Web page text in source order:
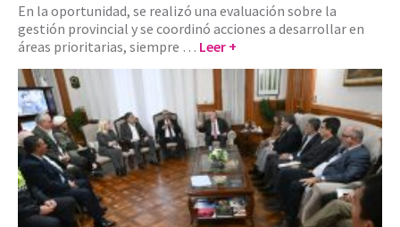
En la oportunidad, se realizó una evaluación sobre la
gestión provincial y se coordinó acciones a desarrollar en
áreas prioritarias, siempre … Leer +